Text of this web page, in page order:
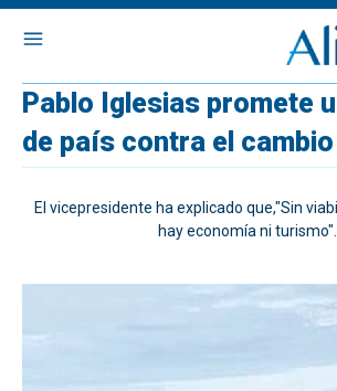
Pablo Iglesias promete
de país contra el
El vicepresidente ha explicado que,"Sin
hay economía ni turismo".